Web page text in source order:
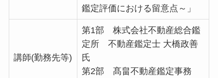
鑑定評価における留意点～」
講師(勤務先等)
第1部 株式会社不動産総合鑑
定所 不動産鑑定士 大橋政善
氏
第2部 髙畠不動産鑑定事務